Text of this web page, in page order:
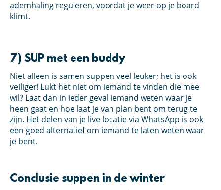
ademhaling reguleren, voordat je weer op je board
klimt.
7) SUP met een buddy
Niet alleen is samen suppen veel leuker; het is ook
veiliger! Lukt het niet om iemand te vinden die mee
wil? Laat dan in ieder geval iemand weten waar je
heen gaat en hoe laat je van plan bent om terug te
zijn. Het delen van je live locatie via WhatsApp is ook
een goed alternatief om iemand te laten weten waar
je bent.
Conclusie suppen in de winter